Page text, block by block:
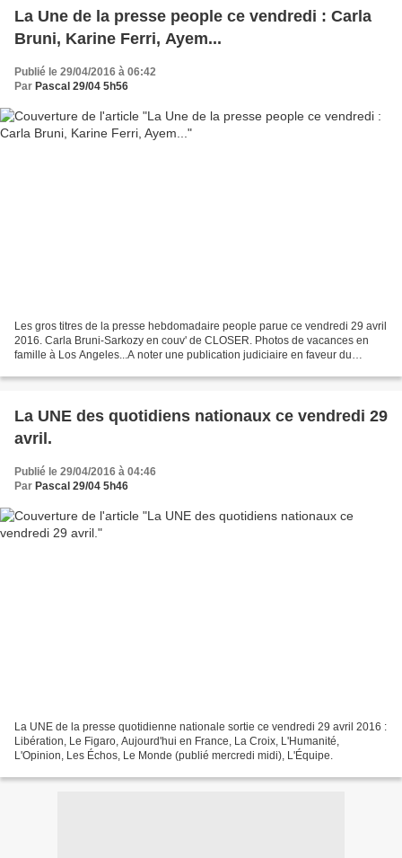
La Une de la presse people ce vendredi : Carla
Bruni, Karine Ferri, Ayem...
Publié le 29/04/2016 à 06:42
Par Pascal 29/04 5h56
Les gros titres de la presse hebdomadaire people parue ce vendredi 29 avril
2016. Carla Bruni-Sarkozy en couv' de CLOSER. Photos de vacances en
famille à Los Angeles...A noter une publication judiciaire en faveur du
La UNE des quotidiens nationaux ce vendredi 29
avril.
Publié le 29/04/2016 à 04:46
Par Pascal 29/04 5h46
La UNE de la presse quotidienne nationale sortie ce vendredi 29 avril 2016 :
Libération, Le Figaro, Aujourd'hui en France, La Croix, L'Humanité,
L'Opinion, Les Échos, Le Monde (publié mercredi midi), L'Équipe.